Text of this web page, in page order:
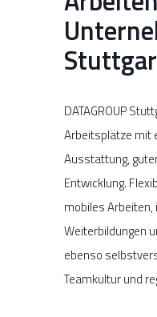
DATAGROUP
Arbeitsplätze mit
Ausstattung,
Entwicklung.
mobiles Arbeiten,
Weiterbildungen
ebenso
Teamkultur und